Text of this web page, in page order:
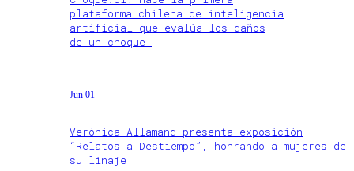
plataforma chilena de inteligencia
artificial que evalúa los daños
de un choque
Jun 01
Verónica Allamand presenta exposición
“Relatos a Destiempo”, honrando a mujeres de
su linaje